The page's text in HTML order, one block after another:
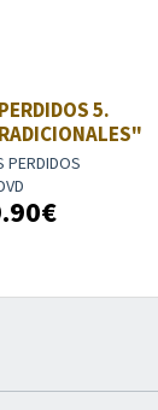
5.
PERDIDOS